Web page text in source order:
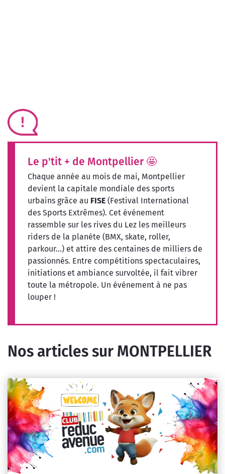
Le p'tit + de Montpellier 🤩
Chaque année au mois de mai, Montpellier
devient la capitale mondiale des sports
urbains grâce au FISE (Festival International
des Sports Extrêmes). Cet événement
rassemble sur les rives du Lez les meilleurs
riders de la planète (BMX, skate, roller,
parkour...) et attire des centaines de milliers de
passionnés. Entre compétitions spectaculaires,
initiations et ambiance survoltée, il fait vibrer
toute la métropole. Un événement à ne pas
louper !
Nos articles sur MONTPELLIER